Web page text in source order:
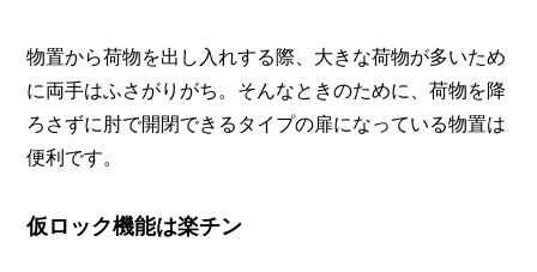
物置から荷物を出し入れする際、大きな荷物が多いため
に両手はふさがりがち。そんなときのために、荷物を降
ろさずに肘で開閉できるタイプの扉になっている物置は
便利です。
仮ロック機能は楽チン